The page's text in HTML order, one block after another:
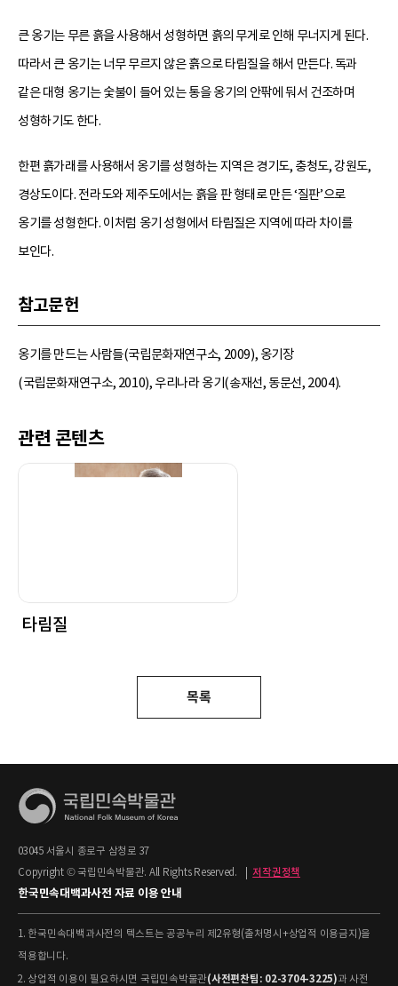
큰 옹기는 무른 흙을 사용해서 성형하면 흙의 무게로 인해 무너지게 된다.
따라서 큰 옹기는 너무 무르지 않은 흙으로 타림질을 해서 만든다. 독과
같은 대형 옹기는 숯불이 들어 있는 통을 옹기의 안팎에 둬서 건조하며
성형하기도 한다.
한편 흙가래를 사용해서 옹기를 성형하는 지역은 경기도, 충청도, 강원도,
경상도이다. 전라도와 제주도에서는 흙을 판 형태로 만든 ‘질판’으로
옹기를 성형한다. 이처럼 옹기 성형에서 타림질은 지역에 따라 차이를
보인다.
참고문헌
옹기를 만드는 사람들(국립문화재연구소, 2009), 옹기장
(국립문화재연구소, 2010), 우리나라 옹기(송재선, 동문선, 2004).
관련 콘텐츠
타림질
목록
03045 서울시 종로구 삼청로 37
Copyright © 국립민속박물관. All Rights Reserved.
저작권정책
한국민속대백과사전 자료 이용 안내
1. 한국민속대백과사전의 텍스트는 공공누리 제2유형(출처명시+상업적 이용금지)을
적용합니다.
2. 상업적 이용이 필요하시면 국립민속박물관(사전편찬팀: 02-3704-3225)과 사전